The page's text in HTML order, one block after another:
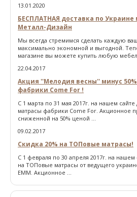
13.01.2020
БЕСПЛАТНАЯ доставка по
Металл-Дизайн
Мы всегда стремимся сделать каждую
максимально экономной и выгодной.
магазине вы можете купить любую
22.04.2017
Акция ''Мелодия весны'' минус
фабрики Come For !
С 1 марта по 31 мая 2017г. на нашем сайте
матрасы фабрики Come For. Акционное
сниженной на 50% ценой ...
09.02.2017
Скидка 20% на ТОПовые матрасы!
С 1 февраля по 30 апреля 2017г. на нашем
на ТОПовые матрасы от ведущего
ЕММ. Акционное ...